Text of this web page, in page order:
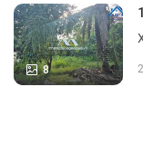
8